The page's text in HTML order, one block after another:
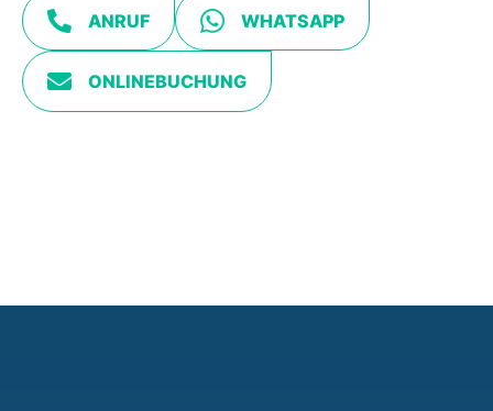
ANRUF WHATSAPP
ONLINEBUCHUNG